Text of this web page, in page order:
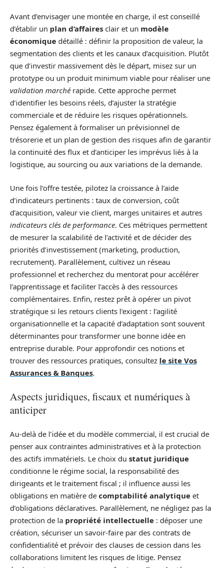
Avant d’envisager une montée en charge, il est conseillé
d’établir un plan d’affaires clair et un modèle
économique détaillé : définir la proposition de valeur, la
segmentation des clients et les canaux d’acquisition. Plutôt
que d’investir massivement dès le départ, misez sur un
prototype ou un produit minimum viable pour réaliser une
validation marchérapide. Cette approche permet
d’identifier les besoins réels, d’ajuster la stratégie
commerciale et de réduire les risques opérationnels.
Pensez également à formaliser un prévisionnel de
trésorerie et un plan de gestion des risques afin de garantir
la continuité des flux et d’anticiper les imprévus liés à la
logistique, au sourcing ou aux variations de la demande.
Une fois l’offre testée, pilotez la croissance à l’aide
d’indicateurs pertinents : taux de conversion, coût
d’acquisition, valeur vie client, marges unitaires et autres
indicateurs clés de performance. Ces métriques permettent
de mesurer la scalabilité de l’activité et de décider des
priorités d’investissement (marketing, production,
recrutement). Parallèlement, cultivez un réseau
professionnel et recherchez du mentorat pour accélérer
l’apprentissage et faciliter l’accès à des ressources
complémentaires. Enfin, restez prêt à opérer un pivot
stratégique si les retours clients l’exigent : l’agilité
organisationnelle et la capacité d’adaptation sont souvent
déterminantes pour transformer une bonne idée en
entreprise durable. Pour approfondir ces notions et
trouver des ressources pratiques, consultez le site Vos
Assurances & Banques.
Aspects juridiques, fiscaux et numériques à
anticiper
Au-delà de l’idée et du modèle commercial, il est crucial de
penser aux contraintes administratives et à la protection
des actifs immatériels. Le choix du statut juridique
conditionne le régime social, la responsabilité des
dirigeants et le traitement fiscal ; il influence aussi les
obligations en matière de comptabilité analytique et
d’obligations déclaratives. Parallèlement, ne négligez pas la
protection de la propriété intellectuelle : déposer une
création, sécuriser un savoir-faire par des contrats de
confidentialité et prévoir des clauses de cession dans les
collaborations limitent les risques de litige. Pensez